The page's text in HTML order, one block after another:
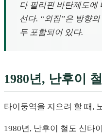
다 필리핀 바탄제도에
선다. “외짐”은 방향
두 포함되어 있다.
1980년, 난후이
타이둥역을 지으려 할 때,
1980년, 난후이 철도 신타